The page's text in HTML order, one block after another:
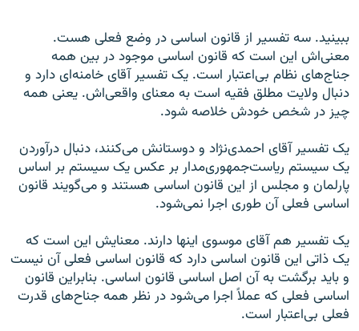
ببینید. سه تفسیر از قانون اساسی در وضع فعلی هست.
معنی‌اش این است که قانون اساسی موجود در بین همه
جناج‌های نظام بی‌اعتبار است. یک تفسیر آقای خامنه‌ای دارد و
دنبال ولایت مطلق فقیه است به معنای واقعی‌اش. یعنی همه
چیز در شخص خودش خلاصه شود.
یک تفسیر آقای احمدی‌نژاد و دوستانش می‌کنند، دنبال درآوردن
یک سیستم ریاست‌جمهوری‌مدار بر عکس یک سیستم بر اساس
پارلمان و مجلس از این قانون اساسی هستند و می‌گویند قانون
اساسی فعلی آن طوری اجرا نمی‌شود.
یک تفسیر هم آقای موسوی اینها دارند. معنایش این است که
یک ذاتی این قانون اساسی دارد که قانون اساسی فعلی آن نیست
و باید برگشت به آن اصل اساسی قانون اساسی. بنابراین قانون
اساسی فعلی که عملاً اجرا می‌شود در نظر همه جناح‌های قدرت
فعلی بی‌اعتبار است.